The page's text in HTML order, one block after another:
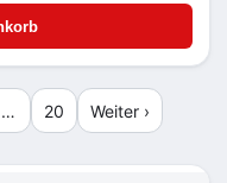
… 20 Weiter ›